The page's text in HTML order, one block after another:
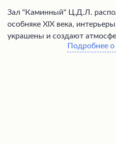
Зал "Каминный" Ц.Д.Л.
особняке XIX века,
украшены и создают
изысканности. Посетителей
Подробнее